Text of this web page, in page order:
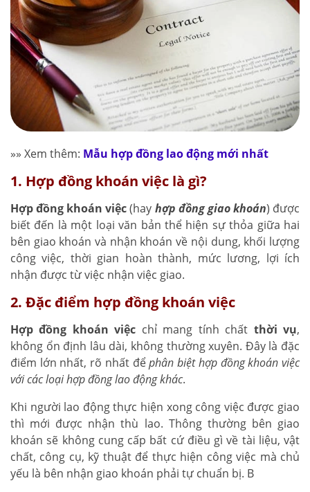
»» Xem thêm: Mẫu hợp đồng lao động mới nhất
1. Hợp đồng khoán việc là gì?
Hợp đồng khoán việc(hay hợp đồng giao khoán) được
biết đến là một loại văn bản thể hiện sự thỏa giữa hai
bên giao khoán và nhận khoán về nội dung, khối lượng
công việc, thời gian hoàn thành, mức lương, lợi ích
nhận được từ việc nhận việc giao.
2. Đặc điểm hợp đồng khoán việc
Hợp đồng khoán việc chỉ mang tính chất thời vụ,
không ổn định lâu dài, không thường xuyên. Đây là đặc
điểm lớn nhất, rõ nhất đểphân biệt hợp đồng khoán việc
với các loại hợp đồng lao động khác.
Khi người lao động thực hiện xong công việc được giao
thì mới được nhận thù lao. Thông thường bên giao
khoán sẽ không cung cấp bất cứ điều gì về tài liệu, vật
chất, công cụ, kỹ thuật để thực hiện công việc mà chủ
yếu là bên nhận giao khoán phải tự chuẩn bị. B